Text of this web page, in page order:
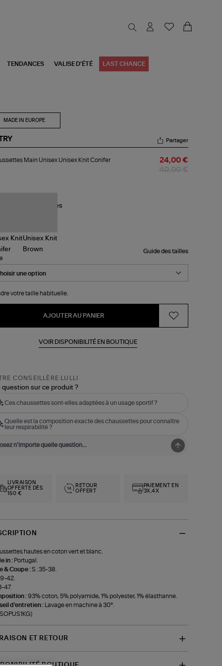
TENDANCES VALISE D'ÉTÉ LAST CHANCE
MADE IN EUROPE
Partager
Main Unisex Unisex Knit Conifer 24,00 €
Guide des tailles
votre taille habituelle.
AJOUTER AU PANIER
VOIR DISPONIBILITÉ EN BOUTIQUE
CONSEILLÈRE LULLI
question sur ce produit ?
Ces chaussettes sont-elles adaptées à un usage sportif ?
Quelle est la composition exacte des chaussettes pour connaître
leur respirabilité ?
LIVRAISON
OFFERTE DÈS
150 €
RETOUR
OFFERT
PAIEMENT EN
3X,4X
hautes en coton vert et blanc.
in : Portugal.
& Coupe :S : 35-38.
42.
47.
: 93% coton, 5% polyamide, 1% polyester, 1% élasthanne.
d'entretien :
Lavage en machine à 30°.
ET RETOUR